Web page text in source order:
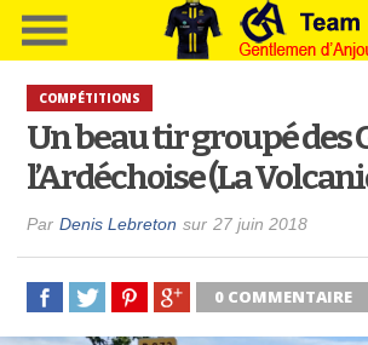
COMPÉTITIONS
Un beau tir groupé des
l’Ardéchoise (La
Par Denis Lebreton sur 27 juin 2018
0 COMMENTAIRE